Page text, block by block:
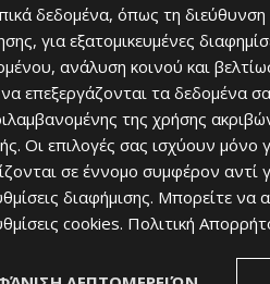
σε
(φώτο)
Ειδήσεις
Τροχαίο
Πάφου:
δεδομένα, όπως τη διεύθυνση
για εξατομικευμένες
ανάλυση κοινού και
επεξεργάζονται τα δεδομένα
της χρήσης
Οι επιλογές σας ισχύουν μόνο
σε έννομο συμφέρον αντί
διαφήμισης. Μπορείτε να
cookies. Πολιτική